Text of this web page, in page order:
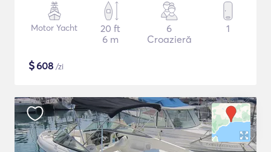
Motor Yacht
20 ft
6 m
6
Croazieră
1
$608 /zi